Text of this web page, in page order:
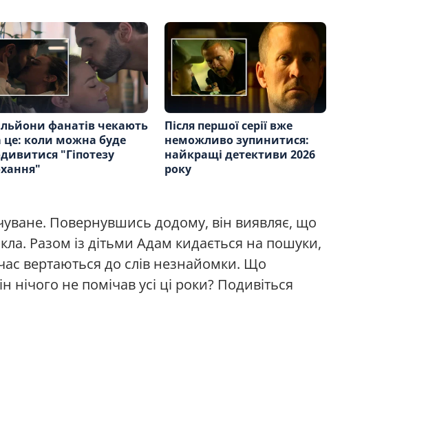
фанатів чекають
це: коли можна буде
"Гіпотезу
Після першої серії вже
неможливо зупинитися:
найкращі детективи 2026
року
Повернувшись додому, він виявляє, що
Разом із дітьми Адам кидається на пошуки,
вертаються до слів незнайомки. Що
нічого не помічав усі ці роки? Подивіться